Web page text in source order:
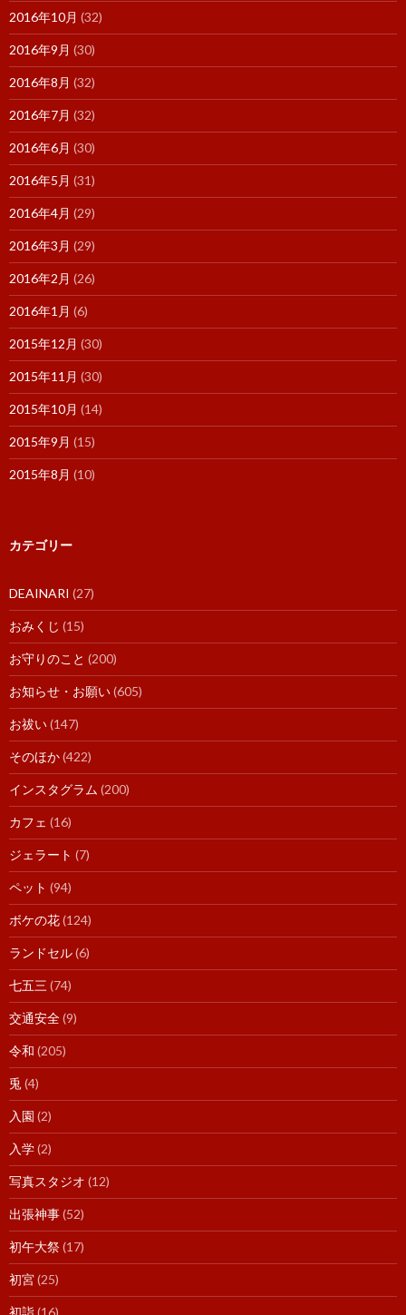
2016年10月 (32)
2016年9月 (30)
2016年8月 (32)
2016年7月 (32)
2016年6月 (30)
2016年5月 (31)
2016年4月 (29)
2016年3月 (29)
2016年2月 (26)
2016年1月 (6)
2015年12月 (30)
2015年11月 (30)
2015年10月 (14)
2015年9月 (15)
2015年8月 (10)
カテゴリー
DEAINARI (27)
おみくじ (15)
お守りのこと (200)
お知らせ・お願い(605)
お祓い(147)
そのほか(422)
インスタグラム (200)
カフェ (16)
ジェラート (7)
ペット (94)
ボケの花(124)
ランドセル(6)
七五三 (74)
交通安全(9)
令和 (205)
兎 (4)
入園 (2)
入学(2)
写真スタジオ (12)
出張神事(52)
初午大祭(17)
初宮(25)
初詣(16)